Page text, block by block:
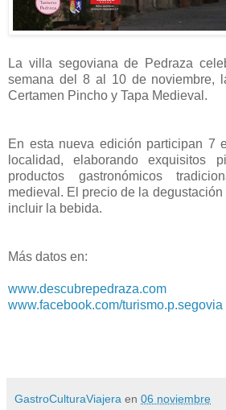
La villa segoviana de Pedraza
semana del 8 al 10 de noviembre,
Certamen Pincho y Tapa Medieval.
En esta nueva edición participan 7
localidad, elaborando exquisitos
productos gastronómicos
medieval. El precio de la degustación
incluir la bebida.
Más datos en:
www.descubrepedraza.com
www.facebook.com/turismo.p.segovia
GastroCulturaViajera en 06 noviembre